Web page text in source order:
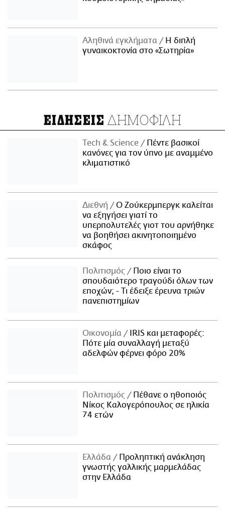
Αληθινά εγκλήματα
Η διπλή
γυναικοκτονία στο «Σωτηρία»
ΕΙΔΗΣΕΙΣ ΔΗΜΟΦΙΛΗ
Τech & Science
Πέντε βασικοί
κανόνες για τον ύπνο με αναμμένο
κλιματιστικό
Διεθνή
Ο Ζούκερμπεργκ καλείται
να εξηγήσει γιατί το
υπερπολυτελές γιοτ του αρνήθηκε
να βοηθήσει ακινητοποιημένο
σκάφος
Πολιτισμός
Ποιο είναι το
σπουδαιότερο τραγούδι όλων των
εποχών; - Τι έδειξε έρευνα τριών
πανεπιστημίων
Οικονομία
IRIS και μεταφορές:
Πότε μία συναλλαγή μεταξύ
αδελφών φέρνει φόρο 20%
Πολιτισμός
Πέθανε ο ηθοποιός
Νίκος Καλογερόπουλος σε ηλικία
74 ετών
Ελλάδα
Προληπτική ανάκληση
γνωστής γαλλικής μαρμελάδας
στην Ελλάδα